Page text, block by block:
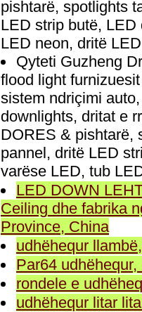
pishtarë, spotlights
LED strip butë,
LED neon, dritë
Qyteti Guzheng
flood light
sistem ndriçimi
downlights, dritat e
DORES & pishtarë,
pannel, dritë LED
varëse LED, tub
LED DOWN
Ceiling dhe fabrika
Province, China
udhëhequr
Par64
rondele e
udhëhequr litar